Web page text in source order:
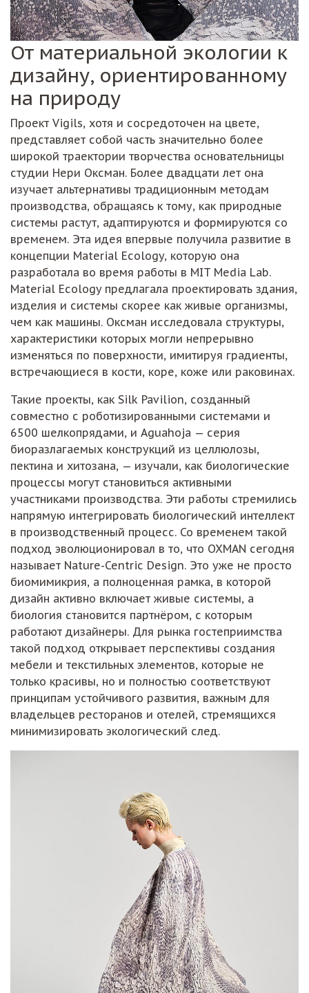
От материальной экологии к
дизайну, ориентированному
на природу
Проект Vigils, хотя и сосредоточен на цвете,
представляет собой часть значительно более
широкой траектории творчества основательницы
студии Нери Оксман. Более двадцати лет она
изучает альтернативы традиционным методам
производства, обращаясь к тому, как природные
системы растут, адаптируются и формируются со
временем. Эта идея впервые получила развитие в
концепции Material Ecology, которую она
разработала во время работы в MIT Media Lab.
Material Ecology предлагала проектировать здания,
изделия и системы скорее как живые организмы,
чем как машины. Оксман исследовала структуры,
характеристики которых могли непрерывно
изменяться по поверхности, имитируя градиенты,
встречающиеся в кости, коре, коже или раковинах.
Такие проекты, как Silk Pavilion, созданный
совместно с роботизированными системами и
6500 шелкопрядами, и Aguahoja — серия
биоразлагаемых конструкций из целлюлозы,
пектина и хитозана, — изучали, как биологические
процессы могут становиться активными
участниками производства. Эти работы стремились
напрямую интегрировать биологический интеллект
в производственный процесс. Со временем такой
подход эволюционировал в то, что OXMAN сегодня
называет Nature-Centric Design. Это уже не просто
биомимикрия, а полноценная рамка, в которой
дизайн активно включает живые системы, а
биология становится партнёром, с которым
работают дизайнеры. Для рынка гостеприимства
такой подход открывает перспективы создания
мебели и текстильных элементов, которые не
только красивы, но и полностью соответствуют
принципам устойчивого развития, важным для
владельцев ресторанов и отелей, стремящихся
минимизировать экологический след.